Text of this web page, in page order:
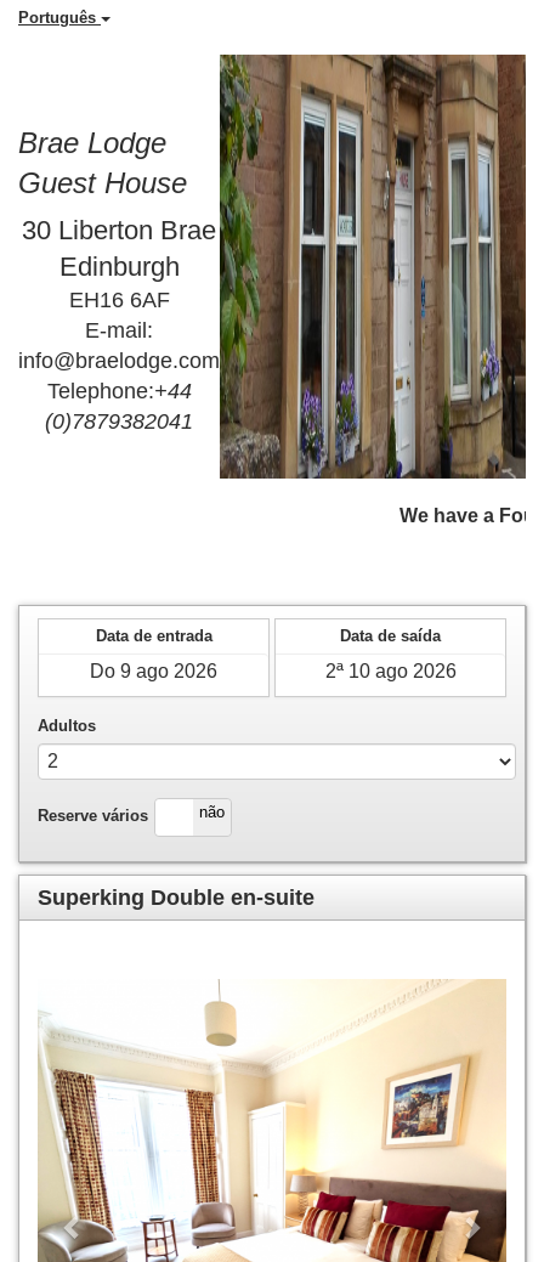
Português
Brae Lodge
Guest House
30 Liberton Brae
Edinburgh
EH16 6AF
E-mail:
info@braelodge.com
Telephone:+44
(0)7879382041
Data de entrada Data de saída
Adultos
Reserve vários
sim não
Superking Double en-suite